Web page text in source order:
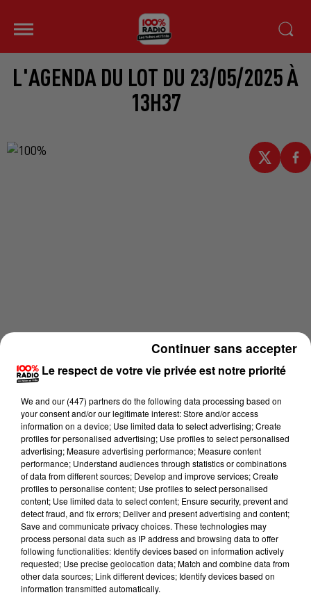
L'AGENDA DU LOT DU 23/05/2025 À
13H37
Lecture (1 min 16 sec)
100%
Le respect de votre vie privée est notre priorité
We and our (447) partnersdo the following data processing based on
your consent and/or our legitimate interest: Store and/or access
information on a device; Use limited data to select advertising; Create
profiles for personalised advertising; Use profiles to select personalised
advertising; Measure advertising performance; Measure content
performance; Understand audiences through statistics or combinations
of data from different sources; Develop and improve services; Create
profiles to personalise content; Use profiles to select personalised
content; Use limited data to select content; Ensure security, prevent and
detect fraud, and fix errors; Deliver and present advertising and content;
Save and communicate privacy choices. These technologies may
process personal data such as IP address and browsing data to offer
following functionalities: Identify devices based on information actively
requested; Use precise geolocation data; Match and combine data from
other data sources; Link different devices; Identify devices based on
information transmitted automatically.
Continuer sans accepter